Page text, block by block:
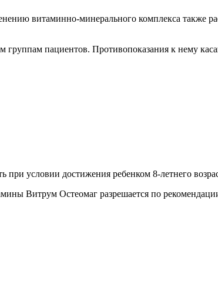
витаминно-минерального комплекса также
группам пациентов. Противопоказания к нему
при условии достижения ребенком 8-летнего
Витрум Остеомаг разрешается по